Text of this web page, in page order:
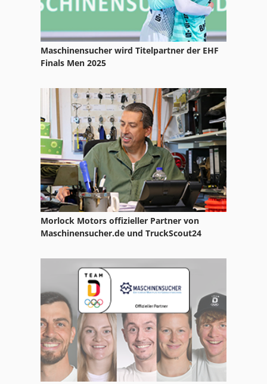
Maschinensucher wird Titelpartner der EHF
Finals Men 2025
Morlock Motors offizieller Partner von
Maschinensucher.de und TruckScout24